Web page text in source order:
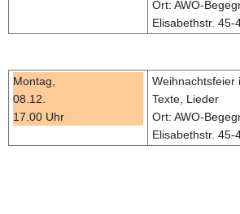
Ort: AWO-
Elisabethstr. 45-
Montag,
08.12.
17.00 Uhr
Weihnachtsfeier
Texte, Lieder
Ort: AWO-
Elisabethstr. 45-